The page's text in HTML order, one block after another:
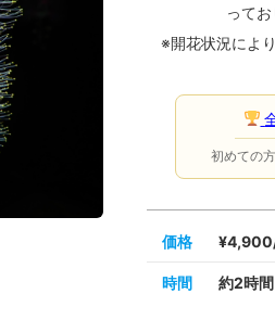
って
※開花状況によ
初めての
価格
時間 約2時間